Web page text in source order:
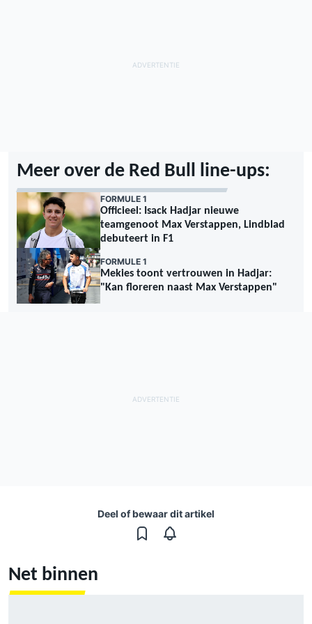
Meer over de Red Bull line-ups:
FORMULE 1
Officieel: Isack Hadjar nieuwe
teamgenoot Max Verstappen, Lindblad
debuteert in F1
FORMULE 1
Mekies toont vertrouwen in Hadjar:
"Kan floreren naast Max Verstappen"
Deel of bewaar dit artikel
Net binnen